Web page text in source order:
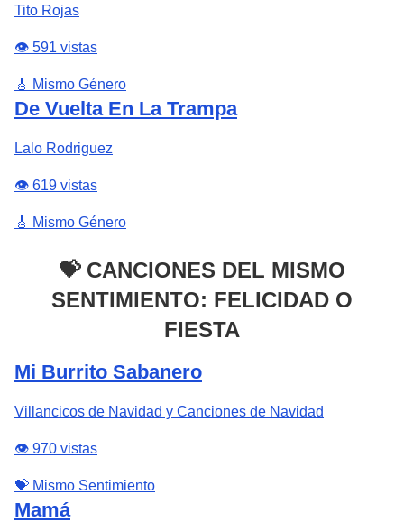
Tito Rojas
👁️ 591 vistas
🎸 Mismo Género
De Vuelta En La Trampa
Lalo Rodriguez
👁️ 619 vistas
🎸 Mismo Género
💝 CANCIONES DEL MISMO
SENTIMIENTO: FELICIDAD O
FIESTA
Mi Burrito Sabanero
Villancicos de Navidad y Canciones de Navidad
👁️ 970 vistas
💝 Mismo Sentimiento
Mamá